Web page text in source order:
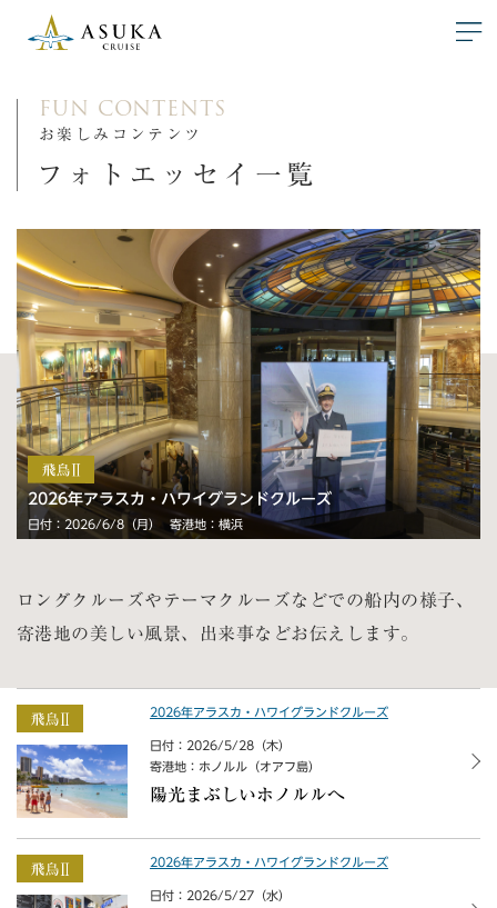
FUN CONTENTS
お楽しみコンテンツ
フォトエッセイ一覧
ロングクルーズやテーマクルーズなどでの船内の様子、
寄港地の美しい風景、出来事などお伝えします。
2026年アラスカ・ハワイグランドクルーズ
日付：2026/6/8（月） 寄港地：横浜
2026年アラスカ・ハワイグランドクルーズ
日付：2026/5/28（木）
寄港地：ホノルル（オアフ島）
陽光まぶしいホノルルへ
2026年アラスカ・ハワイグランドクルーズ
日付：2026/5/27（水）